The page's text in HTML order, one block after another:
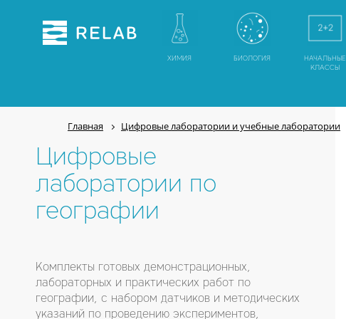
ХИМИЯ БИОЛОГИЯ
НАЧАЛЬНЫЕ
КЛАССЫ
Главная Цифровые лаборатории и учебные лаборатории
Цифровые
лаборатории по
географии
Комплекты готовых демонстрационных,
лабораторных и практических работ по
географии, с набором датчиков и методических
указаний по проведению экспериментов,